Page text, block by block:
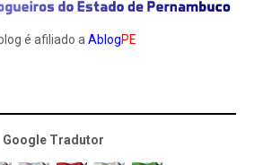
é afiliado a AblogPE
Google Tradutor